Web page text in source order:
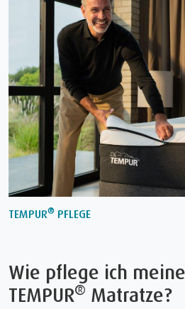
TEMPUR® PFLEGE
Wie pflege ich
TEMPUR® Matratze?